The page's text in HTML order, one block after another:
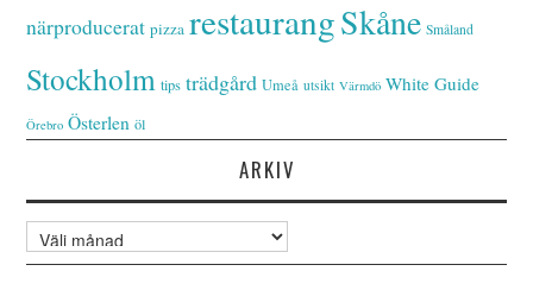
närproducerat pizza restaurangSkåne Småland
Stockholm tips trädgård Umeå utsikt Värmdö White Guide
Örebro Österlen öl
ARKIV
Arkiv